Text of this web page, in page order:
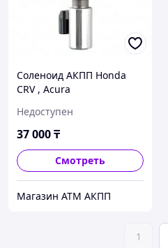
Соленоид АКПП Honda
CRV , Acura
Недоступен
37 000₸
Смотреть
Магазин АТМ АКПП
1